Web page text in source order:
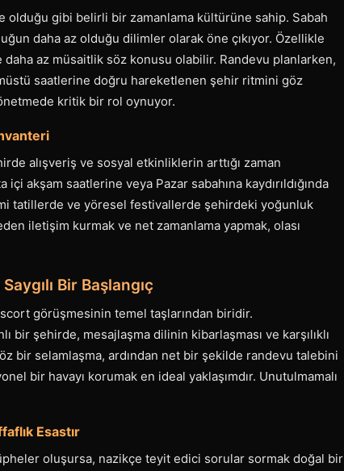
olduğu gibi belirli bir zamanlama kültürüne sahip. Sabah
daha az olduğu dilimler olarak öne çıkıyor. Özellikle
az müsaitlik söz konusu olabilir. Randevu planlarken,
saatlerine doğru hareketlenen şehir ritmini göz
kritik bir rol oynuyor.
alışveriş ve sosyal etkinliklerin arttığı zaman
akşam saatlerine veya Pazar sabahına kaydırıldığında
tatillerde ve yöresel festivallerde şehirdeki yoğunluk
iletişim kurmak ve net zamanlama yapmak, olası
Bir Başlangıç
görüşmesinin temel taşlarından biridir.
bir şehirde, mesajlaşma dilinin kibarlaşması ve karşılıklı
öz bir selamlaşma, ardından net bir şekilde randevu talebini
bir havayı korumak en ideal yaklaşımdır. Unutulmamalı
Esastır
oluşursa, nazikçe teyit edici sorular sormak doğal bir